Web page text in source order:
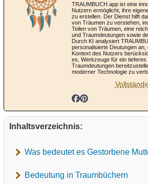
TRAUMBUCH.app ist eine
Nutzern ermöglicht, ihre
zu erstellen. Der Dienst hilft
von Träumen zu verstehen,
Teilen von Träumen, eine
und Traumdeutungen sowie
Durch KI analysiert
personalisierte Deutungen an,
Kontext des Nutzers
es, Werkzeuge für ein
Traumdeutungen
moderner Technologie zu
Inhaltsverzeichnis:
Was bedeutet es Gestorbene
Bedeutung in Traumbüchern